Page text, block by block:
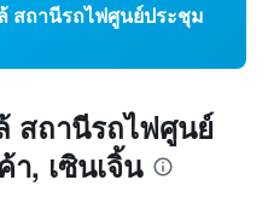
สถานีรถไฟศูนย์ประชุม
สถานีรถไฟศูนย์
, เซินเจิ้น